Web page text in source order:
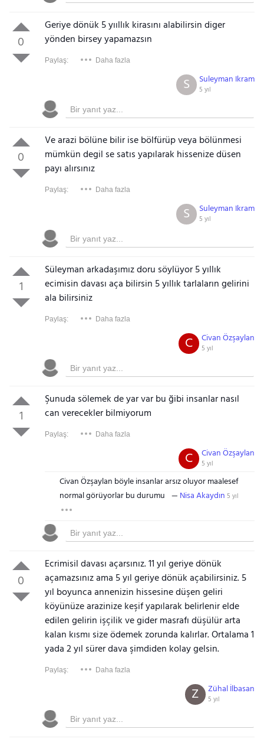
0
Geriye dönük 5 yııllık kirasını alabilirsin diger
yönden birsey yapamazsın
Paylaş: Daha fazla
Suleyman Ikram
5 yıl
S
0
Ve arazi bölüne bilir ise bölfürüp veya bölünmesi
mümkün degil se satıs yapılarak hissenize düsen
payı alırsınız
Paylaş: Daha fazla
Suleyman Ikram
5 yıl
S
1
Süleyman arkadaşımız doru söylüyor 5 yıllık
ecimisin davası aça bilirsin 5 yıllık tarlaların gelirini
ala bilirsiniz
Paylaş: Daha fazla
Civan Özşaylan
5 yıl
C
1
Şunuda sölemek de yar var bu ğibi insanlar nasıl
can verecekler bilmiyorum
Paylaş: Daha fazla
Civan Özşaylan
5 yıl
C
Civan Özşaylan böyle insanlar arsız oluyor maalesef
normal görüyorlar bu durumu
Nisa Akaydın 5 yıl
0
Ecrimisil davası açarsınız. 11 yıl geriye dönük
açamazsınız ama 5 yıl geriye dönük açabilirsiniz. 5
yıl boyunca annenizin hissesine düşen geliri
köyünüze arazinize keşif yapılarak belirlenir elde
edilen gelirin işçilik ve gider masrafı düşülür arta
kalan kısmı size ödemek zorunda kalırlar. Ortalama 1
yada 2 yıl sürer dava şimdiden kolay gelsin.
Paylaş: Daha fazla
Zühal İlbasan
5 yıl
Z